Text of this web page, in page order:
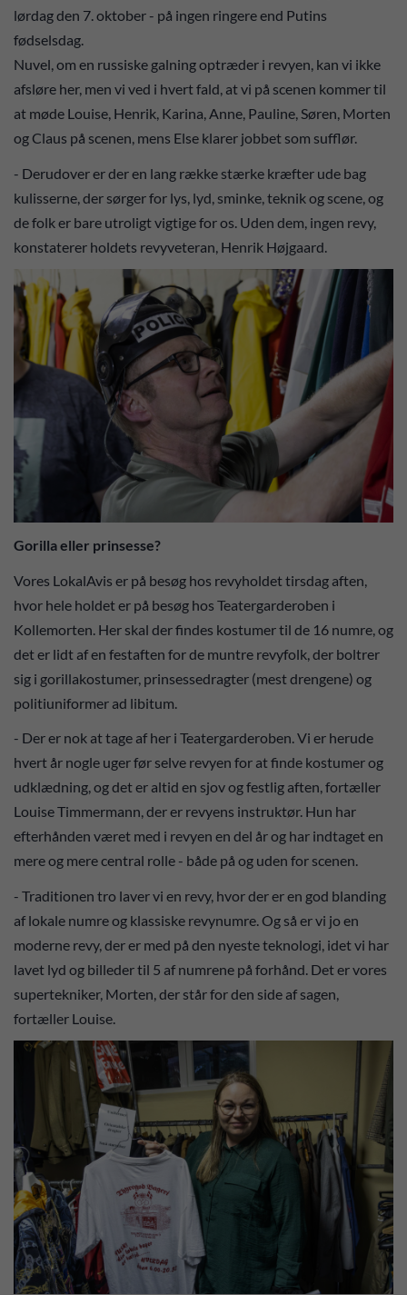
lørdag den 7. oktober - på ingen ringere end Putins
fødselsdag.
Nuvel, om en russiske galning optræder i revyen, kan vi ikke
afsløre her, men vi ved i hvert fald, at vi på scenen kommer til
at møde Louise, Henrik, Karina, Anne, Pauline, Søren, Morten
og Claus på scenen, mens Else klarer jobbet som sufflør.
- Derudover er der en lang række stærke kræfter ude bag
kulisserne, der sørger for lys, lyd, sminke, teknik og scene, og
de folk er bare utroligt vigtige for os. Uden dem, ingen revy,
konstaterer holdets revyveteran, Henrik Højgaard.
Gorilla eller prinsesse?
Vores LokalAvis er på besøg hos revyholdet tirsdag aften,
hvor hele holdet er på besøg hos Teatergarderoben i
Kollemorten. Her skal der findes kostumer til de 16 numre, og
det er lidt af en festaften for de muntre revyfolk, der boltrer
sig i gorillakostumer, prinsessedragter (mest drengene) og
politiuniformer ad libitum.
- Der er nok at tage af her i Teatergarderoben. Vi er herude
hvert år nogle uger før selve revyen for at finde kostumer og
udklædning, og det er altid en sjov og festlig aften, fortæller
Louise Timmermann, der er revyens instruktør. Hun har
efterhånden været med i revyen en del år og har indtaget en
mere og mere central rolle - både på og uden for scenen.
- Traditionen tro laver vi en revy, hvor der er en god blanding
af lokale numre og klassiske revynumre. Og så er vi jo en
moderne revy, der er med på den nyeste teknologi, idet vi har
lavet lyd og billeder til 5 af numrene på forhånd. Det er vores
supertekniker, Morten, der står for den side af sagen,
fortæller Louise.